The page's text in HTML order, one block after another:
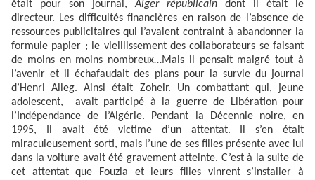
était pour son journal,Alger républicain dont il était le
directeur. Les difficultés financières en raison de l’absence de
ressources publicitaires qui l’avaient contraint à abandonner la
formule papier ; le vieillissement des collaborateurs se faisant
de moins en moins nombreux…Mais il pensait malgré tout à
l’avenir et il échafaudait des plans pour la survie du journal
d’Henri Alleg. Ainsi était Zoheir. Un combattant qui, jeune
adolescent, avait participé à la guerre de Libération pour
l’Indépendance de l’Algérie. Pendant la Décennie noire, en
1995, Il avait été victime d’un attentat. Il s’en était
miraculeusement sorti, mais l’une de ses filles présente avec lui
dans la voiture avait été gravement atteinte. C’est à la suite de
cet attentat que Fouzia et leurs filles vinrent s’installer à